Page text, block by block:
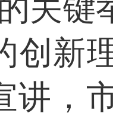
关键
创新
讲，